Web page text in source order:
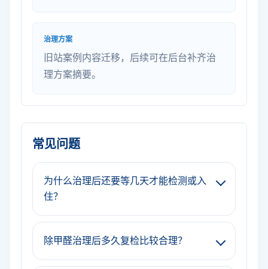
治理方案
旧站案例内容迁移，后续可在后台补齐治
理方案摘要。
常见问题
为什么治理后还要等几天才能检测或入
住？
除甲醛治理后多久复检比较合理？